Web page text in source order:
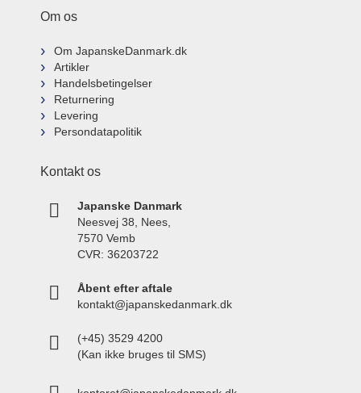
Om os
Om JapanskeDanmark.dk
Artikler
Handelsbetingelser
Returnering
Levering
Persondatapolitik
Kontakt os
Japanske Danmark
Neesvej 38, Nees,
7570 Vemb
CVR: 36203722
Åbent efter aftale
kontakt@japanskedanmark.dk
(+45) 3529 4200
(Kan ikke bruges til SMS)